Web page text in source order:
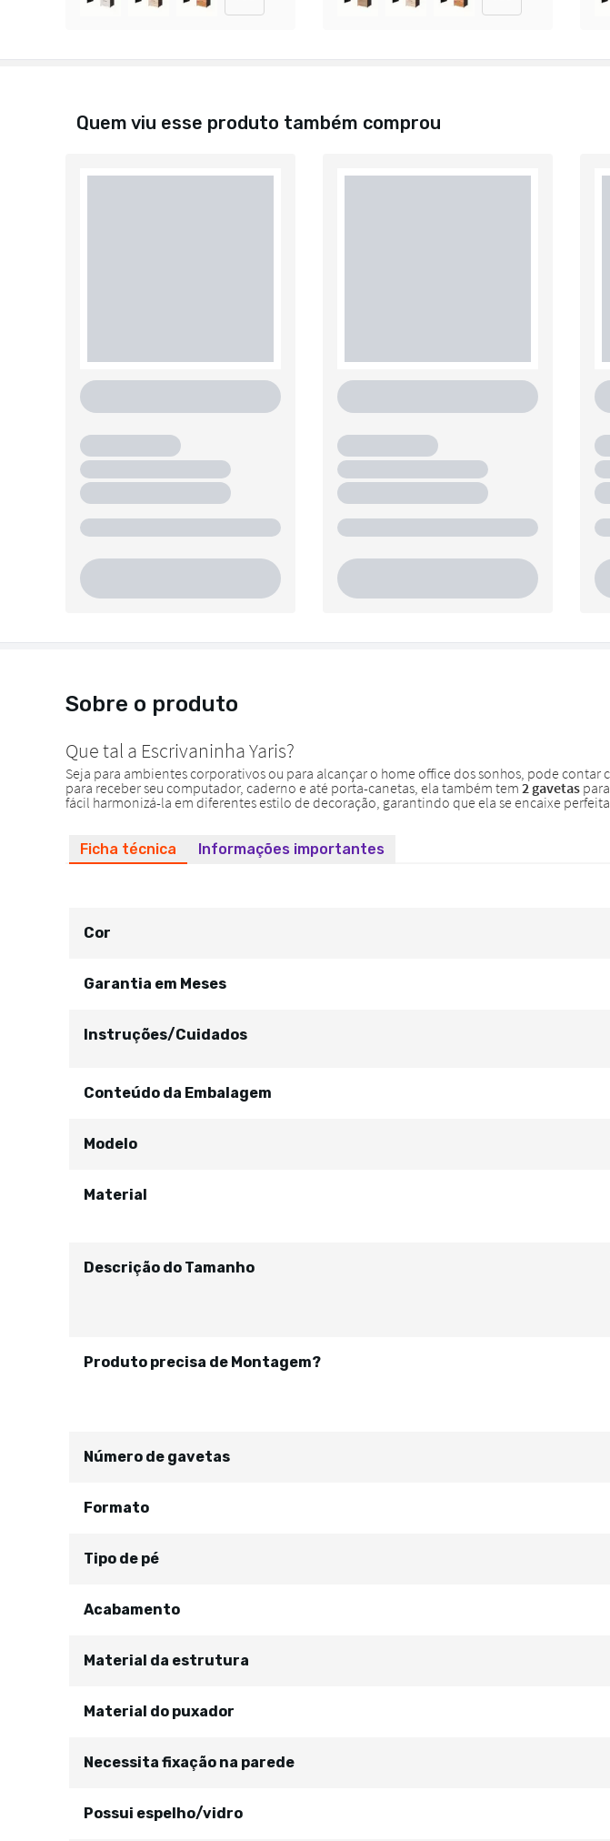
Quem viu esse produto também comprou
Sobre o produto
Ficha técnica Informações importantes
Cor
Garantia em Meses
Instruções/Cuidados
Conteúdo da Embalagem
Modelo
Material
Descrição do Tamanho
Produto precisa de Montagem?
Número de gavetas
Formato
Tipo de pé
Acabamento
Material da estrutura
Material do puxador
Necessita fixação na parede
Possui espelho/vidro